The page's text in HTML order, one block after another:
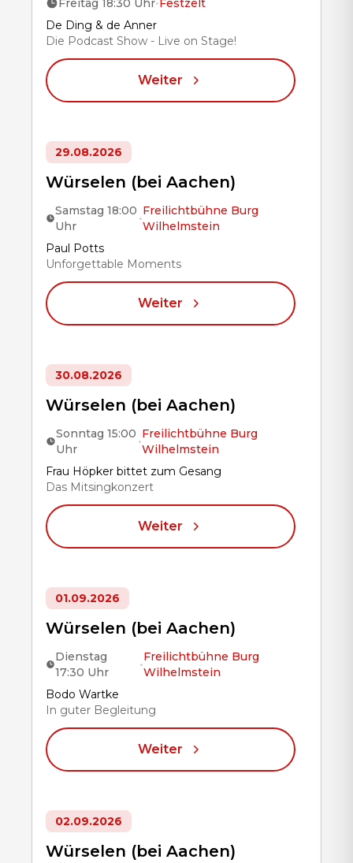
Freitag 18:30 Uhr• Festzelt
Title
De Ding & de Anner
Die Podcast Show - Live on Stage!
Weiter
29.08.2026
Würselen (bei Aachen)
Samstag 18:00
Uhr
•
Freilichtbühne Burg
Wilhelmstein
Title
Paul Potts
Unforgettable Moments
Weiter
30.08.2026
Würselen (bei Aachen)
Sonntag 15:00
Uhr
•
Freilichtbühne Burg
Wilhelmstein
Title
Frau Höpker bittet zum Gesang
Das Mitsingkonzert
Weiter
01.09.2026
Würselen (bei Aachen)
Dienstag
17:30 Uhr
•
Freilichtbühne Burg
Wilhelmstein
Title
Bodo Wartke
In guter Begleitung
Weiter
02.09.2026
Würselen (bei Aachen)